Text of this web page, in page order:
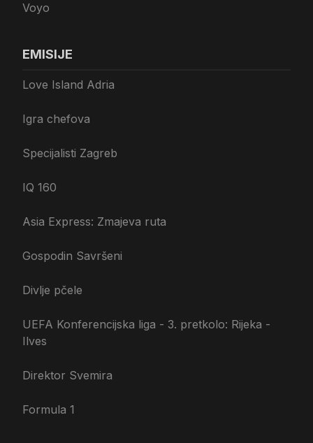
Voyo
EMISIJE
Love Island Adria
Igra chefova
Specijalisti Zagreb
IQ 160
Asia Express: Zmajeva ruta
Gospodin Savršeni
Divlje pčele
UEFA Konferencijska liga - 3. pretkolo: Rijeka -
Ilves
Direktor Svemira
Formula 1